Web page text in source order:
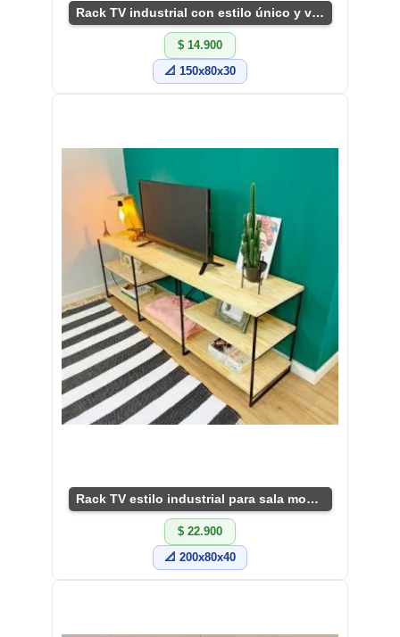
Rack TV industrial con estilo único y versátil
$ 14.900
📐 150x80x30
Rack TV estilo industrial para sala moderna
$ 22.900
📐 200x80x40